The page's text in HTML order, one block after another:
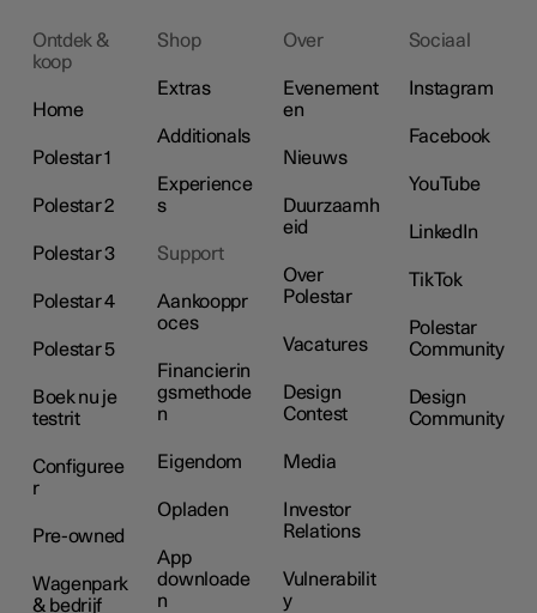
Ontdek &
koop
Home
Polestar 1
Polestar 2
Polestar 3
Polestar 4
Polestar 5
Boek nu je
testrit
Configuree
r
Pre-owned
Wagenpark
& bedrijf
Shop
Extras
Additionals
Experience
s
Support
Aankooppr
oces
Financierin
gsmethode
n
Eigendom
Opladen
App
downloade
n
Over
Evenement
en
Nieuws
Duurzaamh
eid
Over
Polestar
Vacatures
Design
Contest
Media
Investor
Relations
Vulnerabilit
y
Sociaal
Instagram
Facebook
YouTube
LinkedIn
TikTok
Polestar
Community
Design
Community